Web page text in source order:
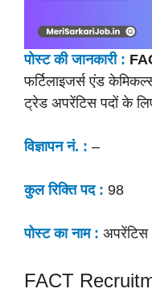
पोस्ट की जानकारी :
फर्टिलाइजर्स एंड
ट्रेड अपरेंटिस पदों के
विज्ञापन नं. : –
कुल रिक्ति पद : 98
पोस्ट का नाम : अपरेंटिस
FACT